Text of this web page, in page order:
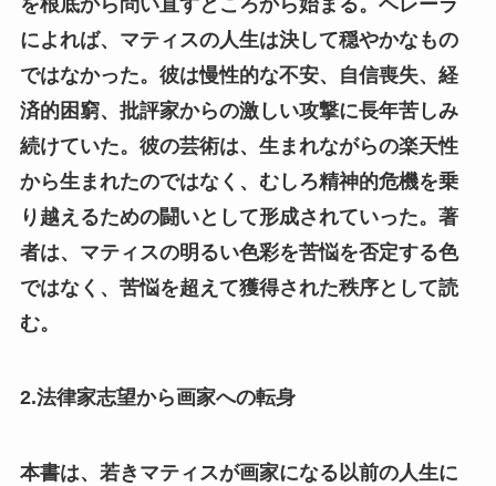
によれば、マティスの人生は決して穏やかなもの
ではなかった。彼は慢性的な不安、自信喪失、経
済的困窮、批評家からの激しい攻撃に長年苦しみ
続けていた。彼の芸術は、生まれながらの楽天性
から生まれたのではなく、むしろ精神的危機を乗
り越えるための闘いとして形成されていった。著
者は、マティスの明るい色彩を苦悩を否定する色
ではなく、苦悩を超えて獲得された秩序として読
む。
2.法律家志望から画家への転身
本書は、若きマティスが画家になる以前の人生に